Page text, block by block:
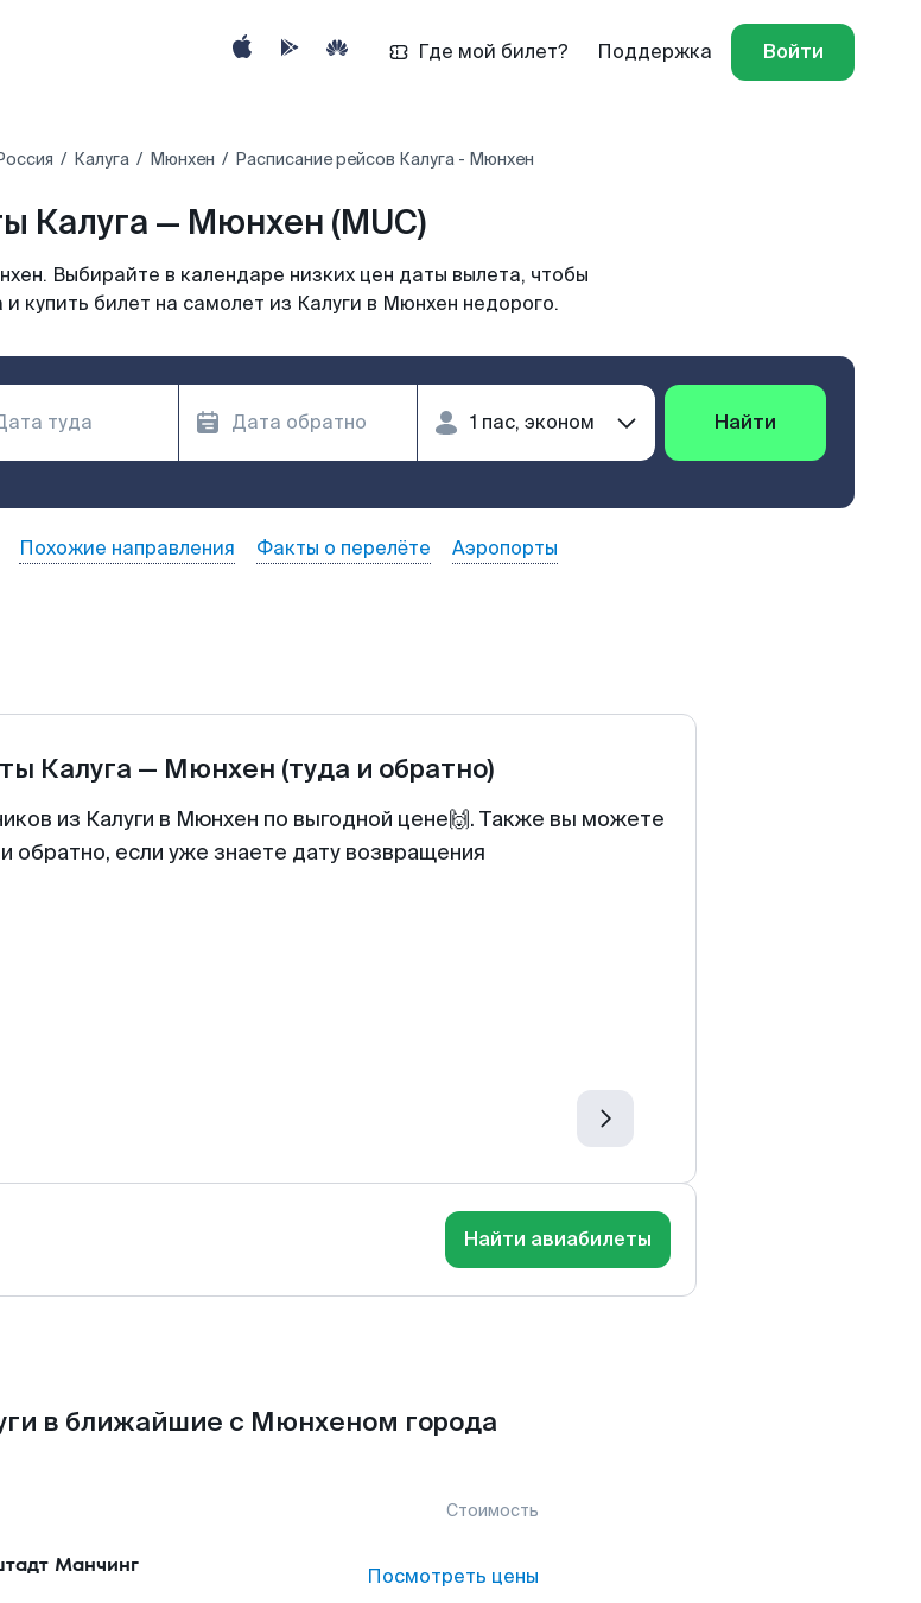
Где мой билет? Поддержка Войти
Калуга Мюнхен Расписание рейсов Калуга - Мюнхен
Калуга — Мюнхен (MUC)
Выбирайте в календаре низких цен даты вылета, чтобы
купить билет на самолет из Калуги в Мюнхен недорого.
Найти
Похожие направления Факты о перелёте Аэропорты
Калуга — Мюнхен (туда и обратно)
из Калуги в Мюнхен по выгодной цене🙌. Также вы можете
обратно, если уже знаете дату возвращения
Найти авиабилеты
в ближайшие с Мюнхеном города
Стоимость
Манчинг Посмотреть цены